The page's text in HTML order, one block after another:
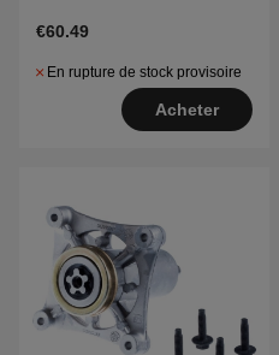
€60.49
En rupture de stock provisoire
Acheter